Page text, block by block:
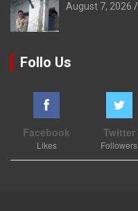
August 7, 2026
Follo Us
Facebook
Likes
Twitter
Followers